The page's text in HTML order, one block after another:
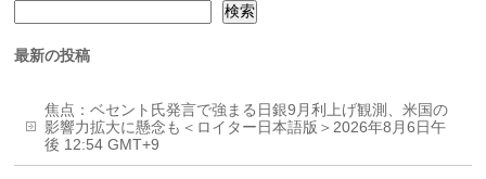
検索
最新の投稿
焦点：ベセント氏発言で強まる日銀9月利上げ観測、米国の
影響力拡大に懸念も＜ロイター日本語版＞2026年8月6日午
後 12:54 GMT+9